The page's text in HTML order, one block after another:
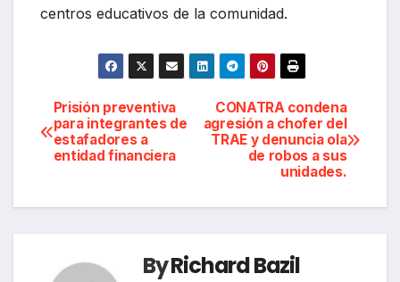
centros educativos de la comunidad.
Navegación
de
CONATRA condena
agresión a chofer del
TRAE y denuncia ola
de robos a sus
unidades.
Prisión preventiva
para integrantes de
estafadores a
entidad financiera
ByRichard Bazil